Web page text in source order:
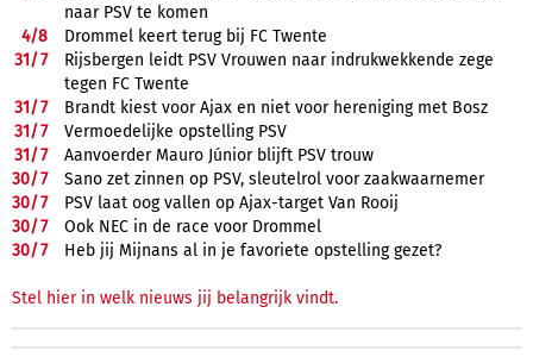
naar PSV te komen
4/8
Drommel keert terug bij FC Twente
31/7
Rijsbergen leidt PSV Vrouwen naar indrukwekkende zege
tegen FC Twente
31/7
Brandt kiest voor Ajax en niet voor hereniging met Bosz
31/7
Vermoedelijke opstelling PSV
31/7
Aanvoerder Mauro Júnior blijft PSV trouw
30/7
Sano zet zinnen op PSV, sleutelrol voor zaakwaarnemer
30/7
PSV laat oog vallen op Ajax-target Van Rooij
30/7
Ook NEC in de race voor Drommel
30/7 Heb jij Mijnans al in je favoriete opstelling gezet?
Stel hier in welk nieuws jij belangrijk vindt.